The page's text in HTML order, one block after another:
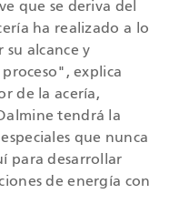
que se deriva del
ha realizado a lo
su alcance y
explica
de la acería,
tendrá la
que nunca
para desarrollar
de energía con